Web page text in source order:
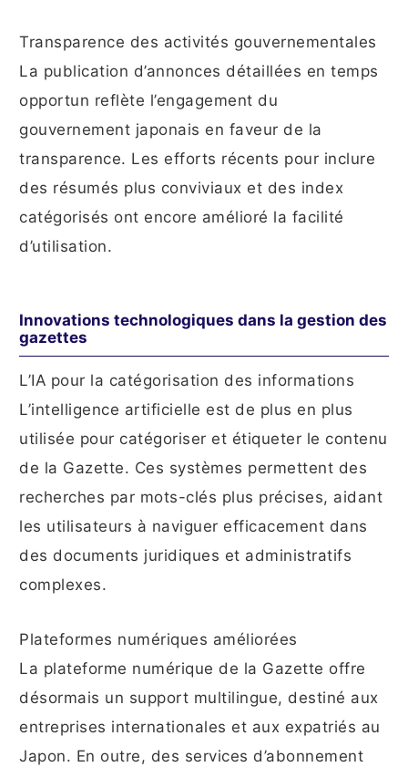
Transparence des activités gouvernementales
La publication d’annonces détaillées en temps
opportun reflète l’engagement du
gouvernement japonais en faveur de la
transparence. Les efforts récents pour inclure
des résumés plus conviviaux et des index
catégorisés ont encore amélioré la facilité
d’utilisation.
Innovations technologiques dans la gestion des
gazettes
L’IA pour la catégorisation des informations
L’intelligence artificielle est de plus en plus
utilisée pour catégoriser et étiqueter le contenu
de la Gazette. Ces systèmes permettent des
recherches par mots-clés plus précises, aidant
les utilisateurs à naviguer efficacement dans
des documents juridiques et administratifs
complexes.
Plateformes numériques améliorées
La plateforme numérique de la Gazette offre
désormais un support multilingue, destiné aux
entreprises internationales et aux expatriés au
Japon. En outre, des services d’abonnement